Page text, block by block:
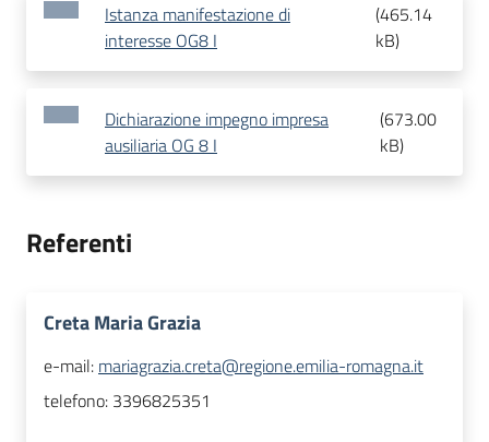
Istanza manifestazione di
interesse OG8 I
(465.14
kB)
Dichiarazione impegno impresa
ausiliaria OG 8 I
(673.00
kB)
Referenti
Creta Maria Grazia
e-mail: mariagrazia.creta@regione.emilia-romagna.it
telefono: 3396825351